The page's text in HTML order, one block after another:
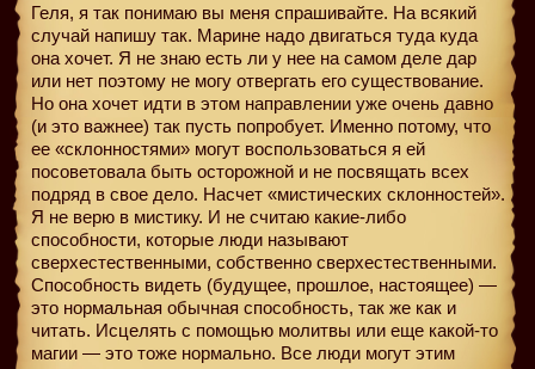
Геля, я так понимаю вы меня спрашивайте. На всякий
случай напишу так. Марине надо двигаться туда куда
она хочет. Я не знаю есть ли у нее на самом деле дар
или нет поэтому не могу отвергать его существование.
Но она хочет идти в этом направлении уже очень давно
(и это важнее) так пусть попробует. Именно потому, что
ее «склонностями» могут воспользоваться я ей
посоветовала быть осторожной и не посвящать всех
подряд в свое дело. Насчет «мистических склонностей».
Я не верю в мистику. И не считаю какие-либо
способности, которые люди называют
сверхестественными, собственно сверхестественными.
Способность видеть (будущее, прошлое, настоящее) —
это нормальная обычная способность, так же как и
читать. Исцелять с помощью молитвы или еще какой-то
магии — это тоже нормально. Все люди могут этим